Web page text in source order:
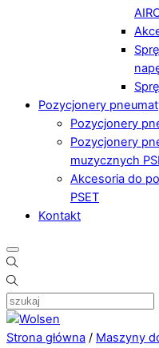
Pozycjonery
Pozycjonery
Pozycjonery
muzycznych
Akcesoria do
PSET
Kontakt
Strona główna / Maszyny